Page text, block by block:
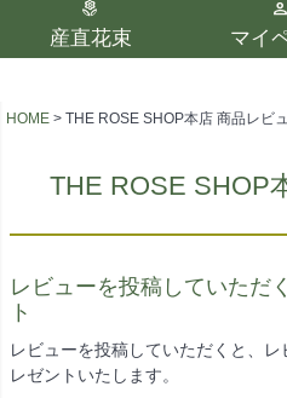
産直花束 マイ
タイプ、カラ
択してくださ
HOME THE ROSE SHOP本店 商品レビ
THE ROSE SHOP
レビューを投稿していただ
ト
レビューを投稿していただくと、
レゼントいたします。